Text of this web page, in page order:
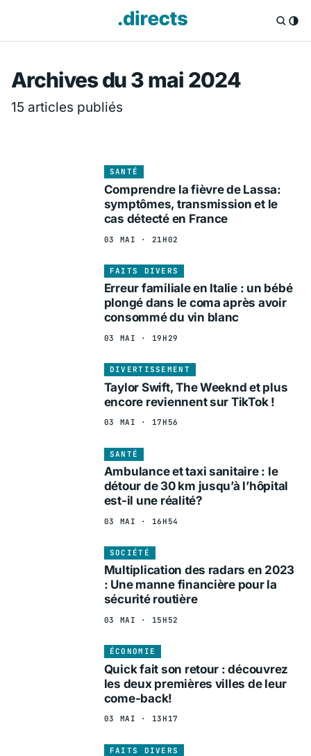
Directs.fr —
Archives du 3 mai 2024
15 articles publiés
SANTÉ
Comprendre la fièvre de Lassa:
symptômes, transmission et le
cas détecté en France
03 MAI · 21H02
FAITS DIVERS
Erreur familiale en Italie : un bébé
plongé dans le coma après avoir
consommé du vin blanc
03 MAI · 19H29
DIVERTISSEMENT
Taylor Swift, The Weeknd et plus
encore reviennent sur TikTok !
03 MAI · 17H56
SANTÉ
Ambulance et taxi sanitaire : le
détour de 30 km jusqu’à l’hôpital
est-il une réalité?
03 MAI · 16H54
SOCIÉTÉ
Multiplication des radars en 2023
: Une manne financière pour la
sécurité routière
03 MAI · 15H52
ÉCONOMIE
Quick fait son retour : découvrez
les deux premières villes de leur
come-back!
03 MAI · 13H17
FAITS DIVERS